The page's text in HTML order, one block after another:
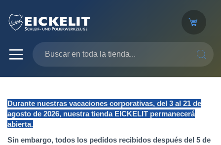
Durante nuestras vacaciones corporativas, del 3 al 21 de
agosto de 2026, nuestra tienda EICKELIT permanecerá
abierta.
Sin embargo, todos los pedidos recibidos después del 5 de